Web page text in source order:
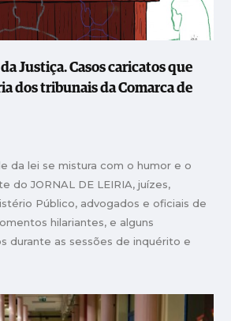
Justiça. Casos caricatos que
dos tribunais da Comarca de
da lei se mistura com o humor e o
do JORNAL DE LEIRIA, juízes,
Público, advogados e oficiais de
hilariantes, e alguns
durante as sessões de inquérito e